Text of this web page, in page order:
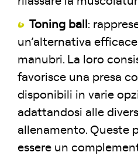
Toning ball :
un’alternativa
manubri. La loro
favorisce una presa
disponibili in varie
adattandosi alle
allenamento. Queste
essere un